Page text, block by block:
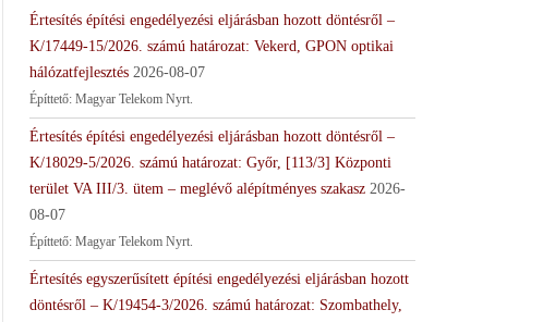
Értesítés építési engedélyezési eljárásban hozott döntésről –
K/17449-15/2026. számú határozat: Vekerd, GPON optikai
hálózatfejlesztés 2026-08-07
Építtető: Magyar Telekom Nyrt.
Értesítés építési engedélyezési eljárásban hozott döntésről –
K/18029-5/2026. számú határozat: Győr, [113/3] Központi
terület VA III/3. ütem – meglévő alépítményes szakasz 2026-
08-07
Építtető: Magyar Telekom Nyrt.
Értesítés egyszerűsített építési engedélyezési eljárásban hozott
döntésről – K/19454-3/2026. számú határozat: Szombathely,